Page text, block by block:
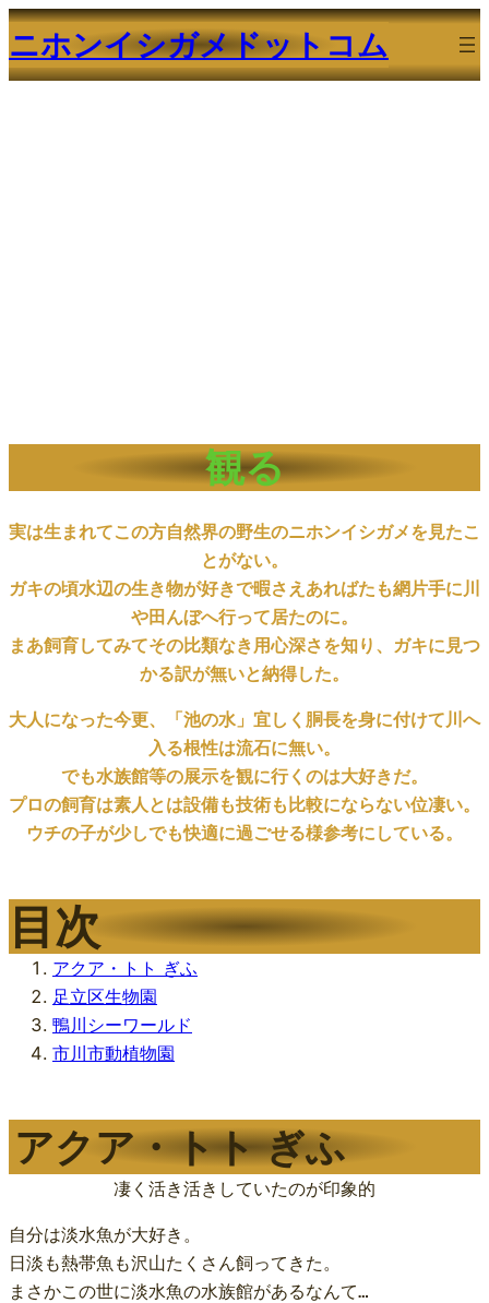
ニホンイシガメドットコム
観る
実は生まれてこの方自然界の野生のニホンイシガメを見たこ
とがない。
ガキの頃水辺の生き物が好きで暇さえあればたも網片手に川
や田んぼへ行って居たのに。
まあ飼育してみてその比類なき用心深さを知り、ガキに見つ
かる訳が無いと納得した。
大人になった今更、「池の水」宜しく胴長を身に付けて川へ
入る根性は流石に無い。
でも水族館等の展示を観に行くのは大好きだ。
プロの飼育は素人とは設備も技術も比較にならない位凄い。
ウチの子が少しでも快適に過ごせる様参考にしている。
目次
アクア・トト ぎふ
足立区生物園
鴨川シーワールド
市川市動植物園
アクア・トト ぎふ
凄く活き活きしていたのが印象的
自分は淡水魚が大好き。
日淡も熱帯魚も沢山たくさん飼ってきた。
まさかこの世に淡水魚の水族館があるなんて…